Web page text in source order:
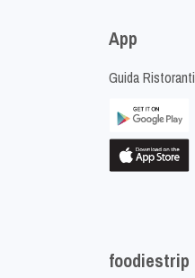
App
Guida Ristoranti
foodiestrip